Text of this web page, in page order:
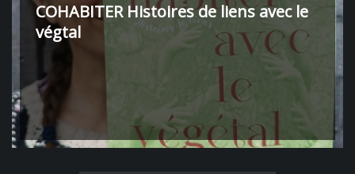
COHABITER Histoires de liens avec le
végtal